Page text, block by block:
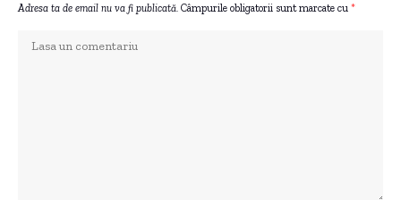
Adresa ta de email nu va fi publicată. Câmpurile obligatorii sunt marcate cu *